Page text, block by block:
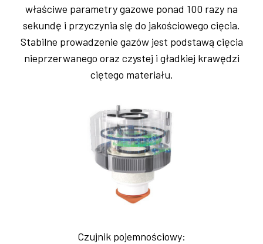
właściwe parametry gazowe ponad 100 razy na
sekundę i przyczynia się do jakościowego cięcia.
Stabilne prowadzenie gazów jest podstawą cięcia
nieprzerwanego oraz czystej i gładkiej krawędzi
ciętego materiału.
Czujnik pojemnościowy: